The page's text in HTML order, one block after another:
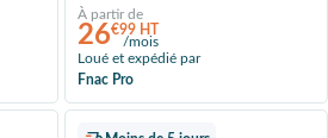
À partir de
26€99 HT
/mois
Loué et expédié par
Fnac Pro